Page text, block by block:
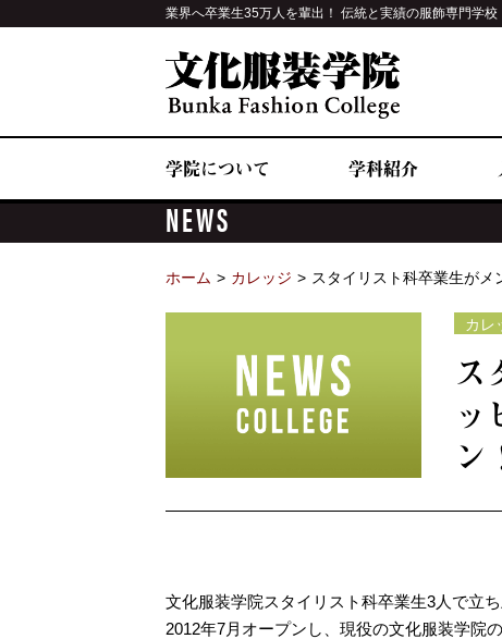
業界へ卒業生35万人を輩出！ 伝統と実績の服飾専門学校
学院について 学科紹介
NEWS
ホーム カレッジ スタイリスト科卒業生がメ
カレ
ス
ン
文化服装学院スタイリスト科卒業生3人で立
2012年7月オープンし、現役の文化服装学院